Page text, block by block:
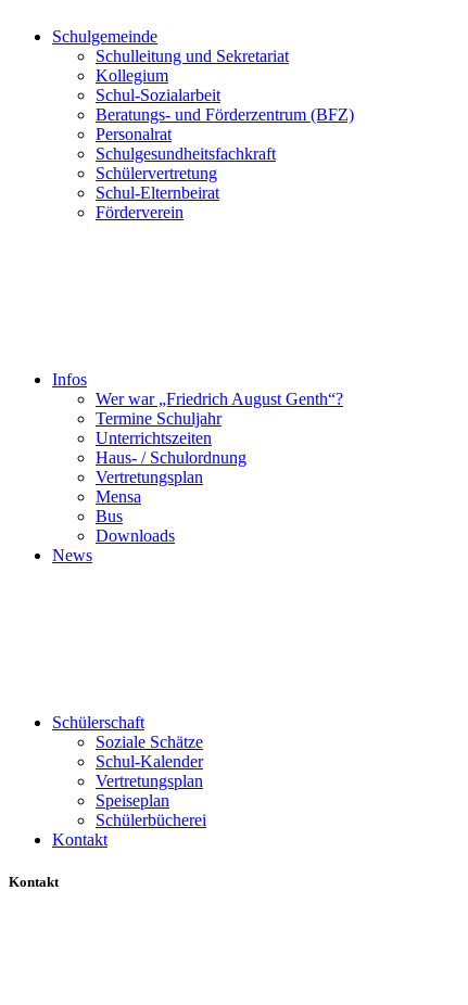
Schulgemeinde
Schulleitung und Sekretariat
Kollegium
Schul-Sozialarbeit
Beratungs- und Förderzentrum (BFZ)
Personalrat
Schulgesundheitsfachkraft
Schülervertretung
Schul-Elternbeirat
Förderverein
Infos
Wer war „Friedrich August Genth“?
Termine Schuljahr
Unterrichtszeiten
Haus- / Schulordnung
Vertretungsplan
Mensa
Bus
Downloads
News
Schülerschaft
Soziale Schätze
Schul-Kalender
Vertretungsplan
Speiseplan
Schülerbücherei
Kontakt
Kontakt